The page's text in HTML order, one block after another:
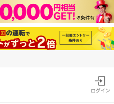
ログイン